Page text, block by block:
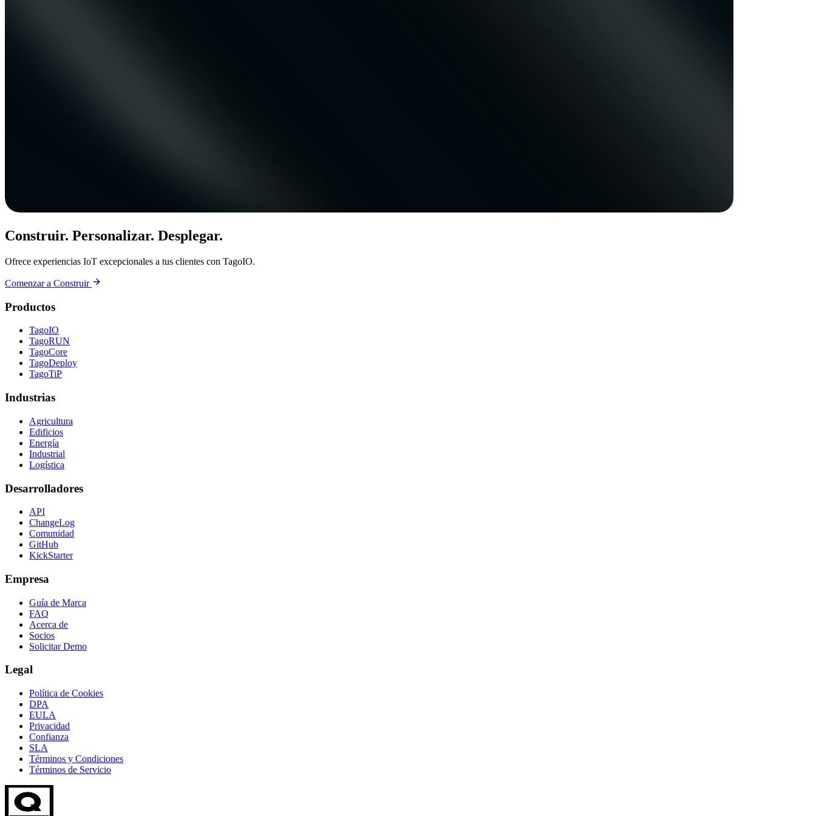
Construir. Personalizar. Desplegar.
Ofrece experiencias IoT excepcionales a tus clientes con TagoIO.
Comenzar a Construir
Productos
TagoIO
TagoRUN
TagoCore
TagoDeploy
TagoTiP
Industrias
Agricultura
Edificios
Energía
Industrial
Logística
Desarrolladores
API
ChangeLog
Comunidad
GitHub
KickStarter
Empresa
Guía de Marca
FAQ
Acerca de
Socios
Solicitar Demo
Legal
Política de Cookies
DPA
EULA
Privacidad
Confianza
SLA
Términos y Condiciones
Términos de Servicio